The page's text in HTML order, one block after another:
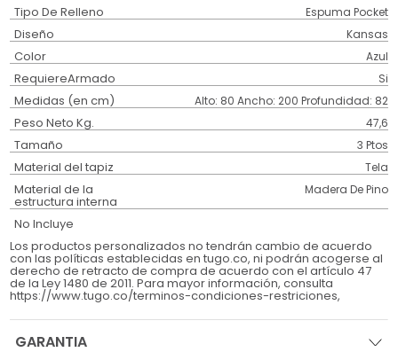
Tipo De Relleno Espuma Pocket
Diseño Kansas
Color Azul
RequiereArmado Si
Medidas (en cm) Alto: 80 Ancho: 200 Profundidad: 82
Peso Neto Kg. 47,6
Tamaño 3 Ptos
Material del tapiz Tela
Material de la
estructura interna
Madera De Pino
No Incluye
Los productos personalizados no tendrán cambio de acuerdo
con las políticas establecidas en tugo.co, ni podrán acogerse al
derecho de retracto de compra de acuerdo con el artículo 47
de la Ley 1480 de 2011. Para mayor información, consulta
https://www.tugo.co/terminos-condiciones-restriciones,
GARANTIA